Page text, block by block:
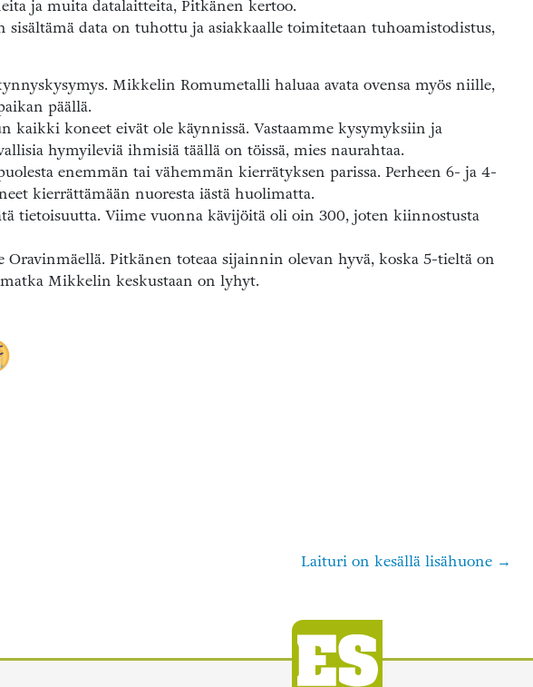
ja muita datalaitteita, Pitkänen kertoo.
sisältämä data on tuhottu ja asiakkaalle toimitetaan tuhoamistodistus,
Mikkelin Romumetalli haluaa avata ovensa myös niille,
päällä.
kaikki koneet eivät ole käynnissä. Vastaamme kysymyksiin ja
hymyileviä ihmisiä täällä on töissä, mies naurahtaa.
enemmän tai vähemmän kierrätyksen parissa. Perheen 6- ja 4-
kierrättämään nuoresta iästä huolimatta.
tietoisuutta. Viime vuonna kävijöitä oli oin 300, joten kiinnostusta
Pitkänen toteaa sijainnin olevan hyvä, koska 5-tieltä on
Mikkelin keskustaan on lyhyt.
Laituri on kesällä lisähuone